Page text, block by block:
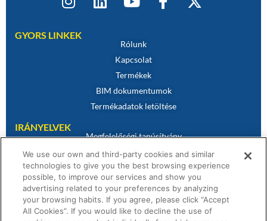
GYORS LINKEK
Rólunk
Kapcsolat
Termékek
BIM dokumentumok
Termékadatok letöltése
IRÁNYELVEK
Megfelelőségi tanúsítvány
Sütikre vonatkozó szabályzat
Jogi nyilatkozat
Adatvédelmi irányelvek
Értékesítési feltételek
Garanciális nyilatkozat
We use our own and third-party cookies and similar
technologies to give you the best browsing experience
possible, to improve our services and show you
advertising related to your preferences by analyzing
your browsing habits. If you agree, please click “Accept
All Cookies”. If you would like to decline the use of